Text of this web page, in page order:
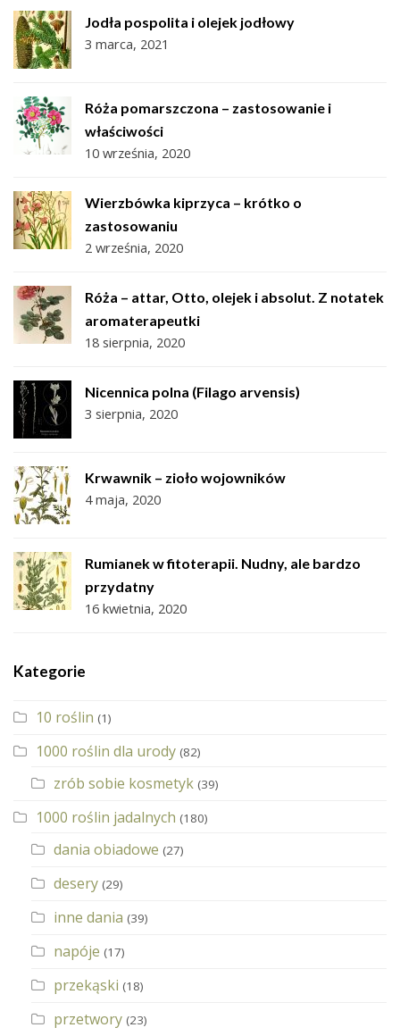
Jodła pospolita i olejek jodłowy
3 marca, 2021
Róża pomarszczona – zastosowanie i
właściwości
10 września, 2020
Wierzbówka kiprzyca – krótko o
zastosowaniu
2 września, 2020
Róża – attar, Otto, olejek i absolut. Z notatek
aromaterapeutki
18 sierpnia, 2020
Nicennica polna (Filago arvensis)
3 sierpnia, 2020
Krwawnik – zioło wojowników
4 maja, 2020
Rumianek w fitoterapii. Nudny, ale bardzo
przydatny
16 kwietnia, 2020
Kategorie
10 roślin (1)
1000 roślin dla urody (82)
zrób sobie kosmetyk (39)
1000 roślin jadalnych (180)
dania obiadowe (27)
desery (29)
inne dania (39)
napóje (17)
przekąski (18)
przetwory (23)